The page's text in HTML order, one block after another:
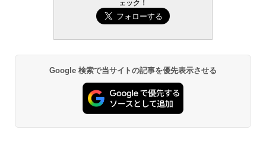
ェック！
Google 検索で当サイトの記事を優先表示させる